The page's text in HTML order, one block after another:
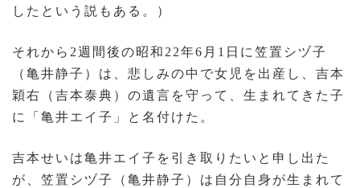
したという説もある。）
それから2週間後の昭和22年6月1日に笠置シヅ子
（亀井静子）は、悲しみの中で女児を出産し、吉本
穎右（吉本泰典）の遺言を守って、生まれてきた子
に「亀井エイ子」と名付けた。
吉本せいは亀井エイ子を引き取りたいと申し出た
が、笠置シヅ子（亀井静子）は自分自身が生まれて